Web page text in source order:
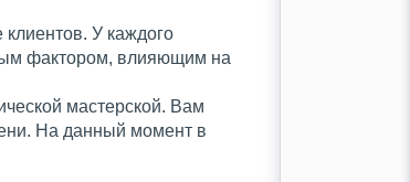
У каждого
фактором, влияющим на
мастерской. Вам
На данный момент в